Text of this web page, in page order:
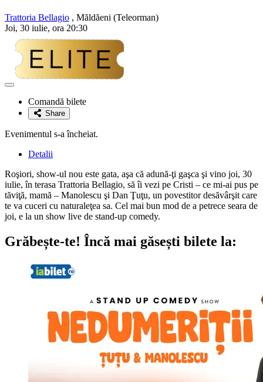
Trattoria Bellagio , Măldăeni (Teleorman)
Joi, 30 iulie, ora 20:30
Adaugă
favoriteComandă bilete
Share
Evenimentul s-a încheiat.
Detalii
Roşiori, show-ul nou este gata, aşa că adună-ţi gaşca şi vino joi, 30
iulie, în terasa Trattoria Bellagio, să îi vezi pe Cristi – ce mi-ai pus pe
tăviţă, mamă – Manolescu şi Dan Ţuţu, un povestitor desăvârşit care
te va cuceri cu naturaleţea sa. Cel mai bun mod de a petrece seara de
joi, e la un show live de stand-up comedy.
Grăbește-te! Încă mai găsești bilete la: